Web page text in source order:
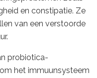
en constipatie. Ze
van een verstoorde
probiotica-
het immuunsysteem